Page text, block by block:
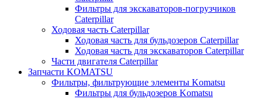
Фильтры для экскаваторов-погрузчиков
Caterpillar
Ходовая часть Caterpillar
Ходовая часть для бульдозеров Caterpillar
Ходовая часть для экскаваторов Caterpillar
Части двигателя Caterpillar
Запчасти KOMATSU
Фильтры, фильтрующие элементы Komatsu
Фильтры для бульдозеров Komatsu